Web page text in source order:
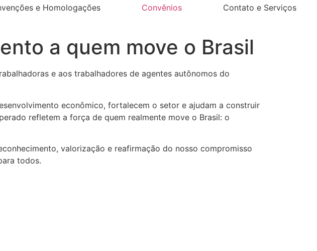
e Homologações Convênios Contato e Serviços
a quem move o Brasil
e aos trabalhadores de agentes autônomos do
econômico, fortalecem o setor e ajudam a construir
refletem a força de quem realmente move o Brasil: o
valorização e reafirmação do nosso compromisso
todos.